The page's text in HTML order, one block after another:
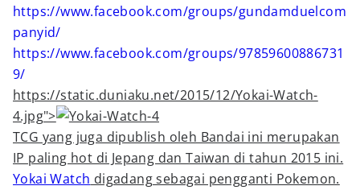
https://www.facebook.com/groups/gundamduelcom
panyid/
https://www.facebook.com/groups/97859600886731
9/
https://static.duniaku.net/2015/12/Yokai-Watch-
4.jpg">
TCG yang juga dipublish oleh Bandai ini merupakan
IP paling hot di Jepang dan Taiwan di tahun 2015 ini.
Yokai Watch digadang sebagai pengganti Pokemon.